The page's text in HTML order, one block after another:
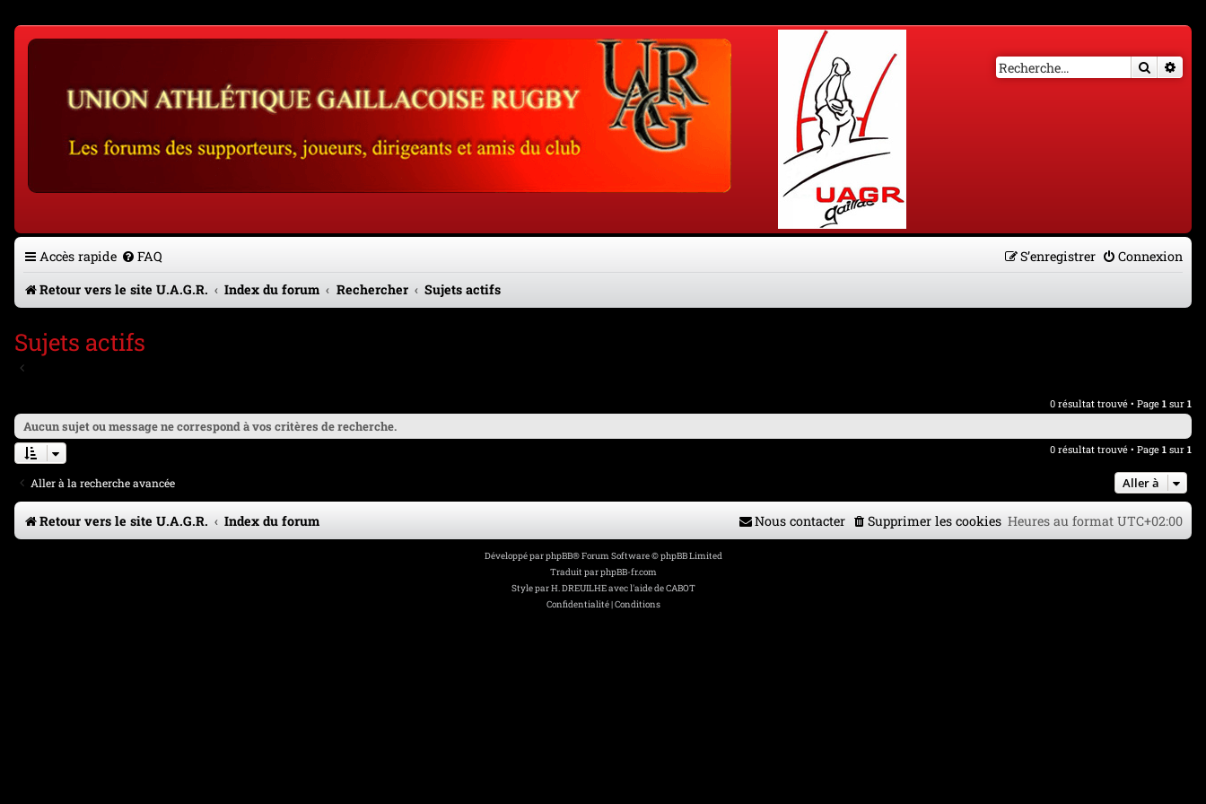
Accès rapide FAQ Connexion
S’enregistrer
Retour vers le site U.A.G.R.
Index du forum Rechercher Sujets actifs
Sujets actifs
0 résultat trouvé • Page 1 sur 1
Aucun sujet ou message ne correspond à vos critères de recherche.
0 résultat trouvé • Page 1 sur 1
Aller à la recherche avancée Aller à
Retour vers le site U.A.G.R. Index du forum Heures au format UTC+02:00
Supprimer les cookies
Nous contacter
Développé parphpBB® Forum Software © phpBB Limited
Traduit parphpBB-fr.com
Style parH. DREUILHE avec l'aide de CABOT
Confidentialité|Conditions